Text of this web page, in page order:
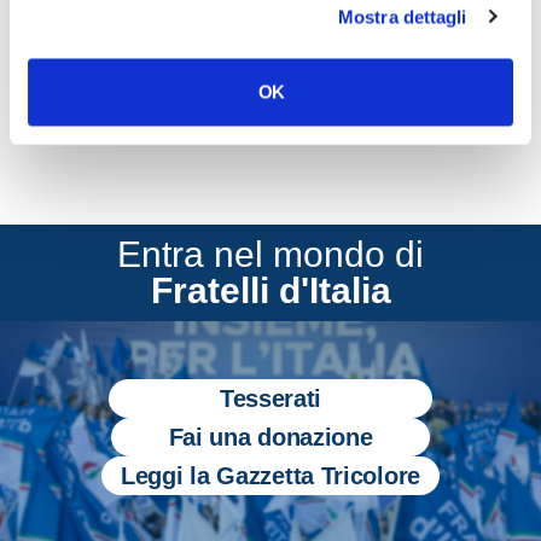
Mostra dettagli
OK
Entra nel mondo di
Fratelli d'Italia
Tesserati
Fai una donazione
Leggi la Gazzetta Tricolore